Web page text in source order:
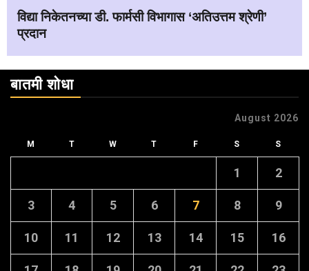
विद्या निकेतनच्या डी. फार्मसी विभागास ‘अतिउत्तम श्रेणी’
प्रदान
बातमी शोधा
August 2026
M T W T F S S
1 2
3 4 5 6 7 8 9
10 11 12 13 14 15 16